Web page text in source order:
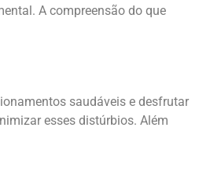
A compreensão do que
saudáveis e desfrutar
esses distúrbios. Além